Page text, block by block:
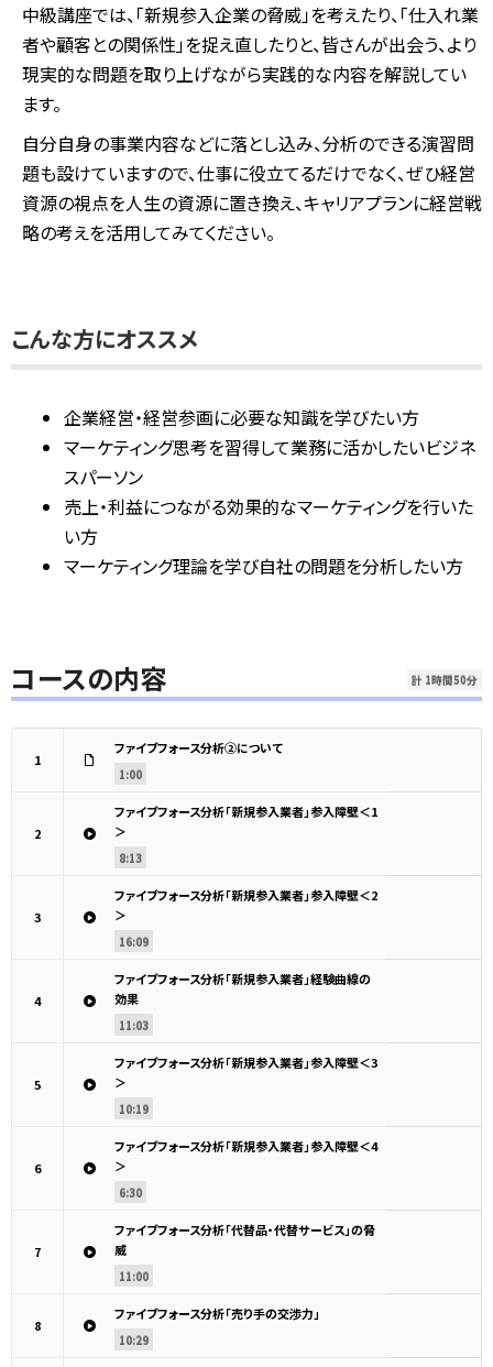
中級講座では、「新規参入企業の脅威」を考えたり、「仕入れ業
者や顧客との関係性」を捉え直したりと、皆さんが出会う、より
現実的な問題を取り上げながら実践的な内容を解説してい
ます。
自分自身の事業内容などに落とし込み、分析のできる演習問
題も設けていますので、仕事に役立てるだけでなく、ぜひ経営
資源の視点を人生の資源に置き換え、キャリアプランに経営戦
略の考えを活用してみてください。
こんな方にオススメ
企業経営・経営参画に必要な知識を学びたい方
マーケティング思考を習得して業務に活かしたいビジネ
スパーソン
売上・利益につながる効果的なマーケティングを行いた
い方
マーケティング理論を学び自社の問題を分析したい方
コースの内容 計 1時間50分
1
ファイブフォース分析②について
1:00
2
ファイブフォース分析「新規参入業者」参入障壁＜1
＞
8:13
3
ファイブフォース分析「新規参入業者」参入障壁＜2
＞
16:09
4
ファイブフォース分析「新規参入業者」経験曲線の
効果
11:03
5
ファイブフォース分析「新規参入業者」参入障壁＜3
＞
10:19
6
ファイブフォース分析「新規参入業者」参入障壁＜4
＞
6:30
7
ファイブフォース分析「代替品・代替サービス」の脅
威
11:00
8
ファイブフォース分析「売り手の交渉力」
10:29